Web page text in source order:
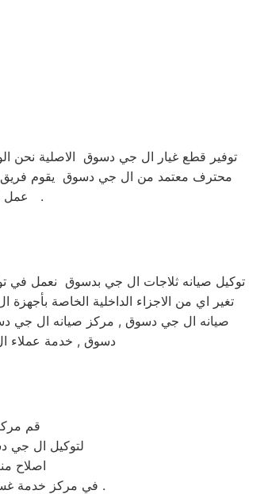
توفير قطع غيار ال جي دسوق الاصلية نحن
محترف معتمد من ال جي دسوق يقوم فريق
عمل جدول اعمال الصيانة لمتابعة الجهاز بشكل كامل الكشف الدائم علي الجهاز لتفادي المشاكل المحتملة وهذا مايميزنا .
توكيل صيانه ثلاجات ال جي بدسوق نعمل في
تغير اي من الاجزاء الداخلية الخاصة
صيانه ال جي دسوق , مركز صيانه ال جي
دسوق , خدمة عملاء
قم مركز
لتوكيل ال جي دسوق في
اصلاح
في مركز خدمة غسالات الاطباق ال جي دسوق كل ماعليكم هو الاتصال المباشر علي رقم توكيل صيانة ماكينات ال جي دسوق المعتمد في مصر .